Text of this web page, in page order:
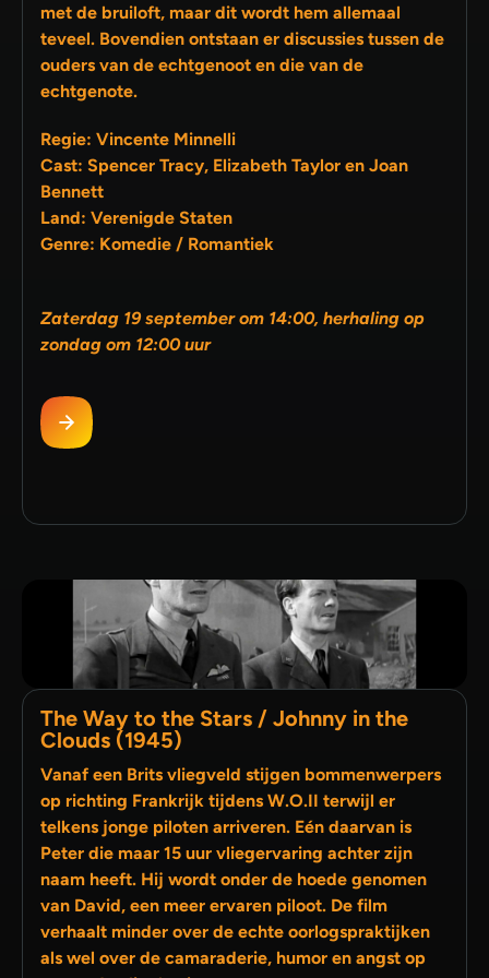
met de bruiloft, maar dit wordt hem allemaal
teveel. Bovendien ontstaan er discussies tussen de
ouders van de echtgenoot en die van de
echtgenote.
Regie: Vincente Minnelli
Cast: Spencer Tracy, Elizabeth Taylor en Joan
Bennett
Land: Verenigde Staten
Genre: Komedie / Romantiek
Zaterdag 19 september om 14:00, herhaling op
zondag om 12:00 uur
The Way to the Stars / Johnny in the
Clouds (1945)
Vanaf een Brits vliegveld stijgen bommenwerpers
op richting Frankrijk tijdens W.O.II terwijl er
telkens jonge piloten arriveren. Eén daarvan is
Peter die maar 15 uur vliegervaring achter zijn
naam heeft. Hij wordt onder de hoede genomen
van David, een meer ervaren piloot. De film
verhaalt minder over de echte oorlogspraktijken
als wel over de camaraderie, humor en angst op